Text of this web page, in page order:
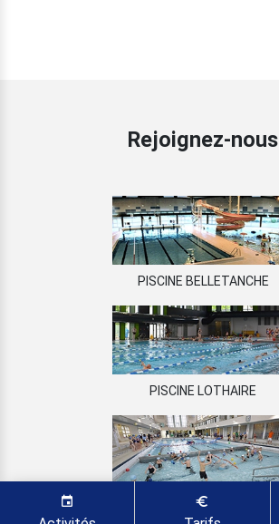
Rejoignez-nous
PISCINE BELLETANCHE
PISCINE LOTHAIRE
PISCINE DU LUXEMBOURG